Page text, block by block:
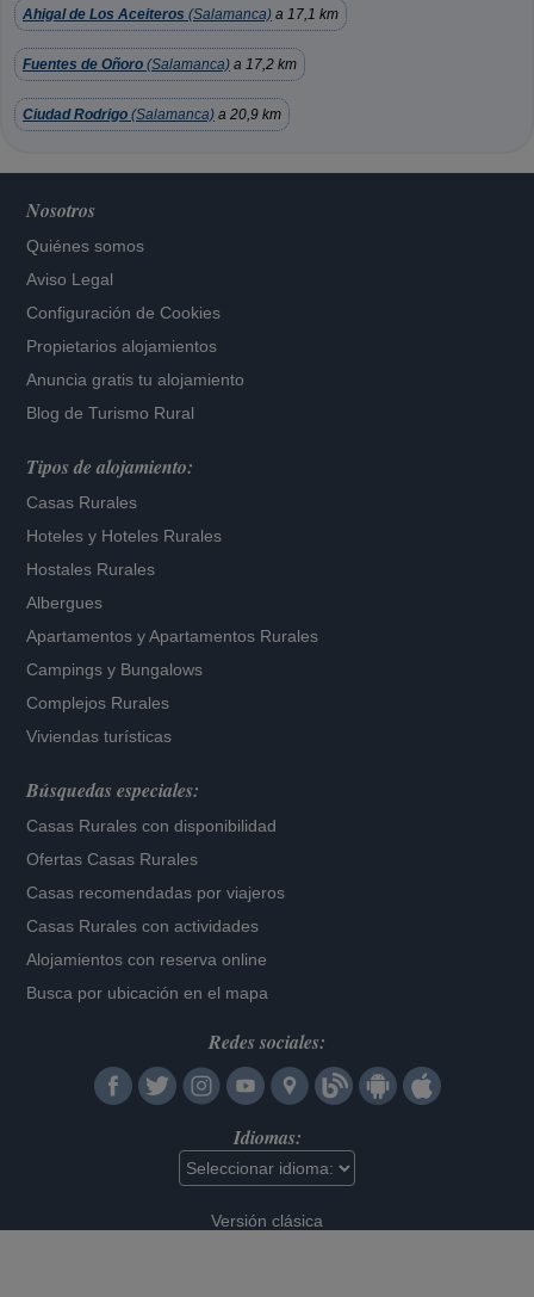
Ahigal de Los Aceiteros (Salamanca) a 17,1 km
Fuentes de Oñoro (Salamanca) a 17,2 km
Ciudad Rodrigo (Salamanca) a 20,9 km
Nosotros
Quiénes somos
Aviso Legal
Configuración de Cookies
Propietarios alojamientos
Anuncia gratis tu alojamiento
Blog de Turismo Rural
Tipos de alojamiento:
Casas Rurales
Hoteles y Hoteles Rurales
Hostales Rurales
Albergues
Apartamentos yApartamentos Rurales
Campings y Bungalows
Complejos Rurales
Viviendas turísticas
Búsquedas especiales:
Casas Rurales con disponibilidad
Ofertas Casas Rurales
Casas recomendadas por viajeros
Casas Rurales con actividades
Alojamientos con reserva online
Busca por ubicación en el mapa
Redes sociales:
Idiomas:
Versión clásica